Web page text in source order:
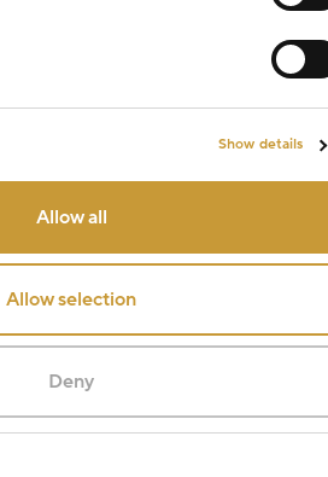
Show details
Allow all
Allow selection
Deny